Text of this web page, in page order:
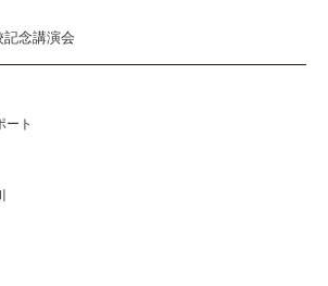
念講演会
ート